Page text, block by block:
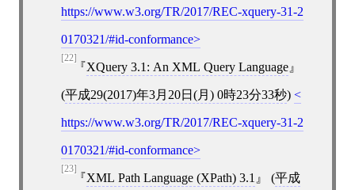
https://www.w3.org/TR/2017/REC-xquery-31-2
0170321/#id-conformance
[22]
XQuery 3.1: An XML Query Language
(平成29(2017)年3月20日(月) 0時23分33秒)
https://www.w3.org/TR/2017/REC-xquery-31-2
0170321/#id-conformance
[23]
XML Path Language (XPath) 3.1 (平成